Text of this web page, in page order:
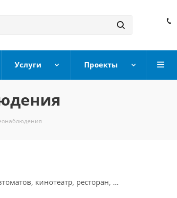
Услуги Проекты
кинотеатр, ресторан, …